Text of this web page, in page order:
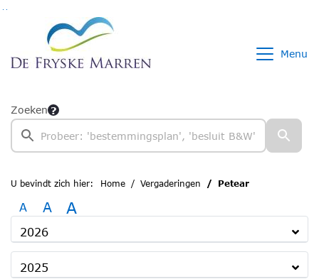
Ga naar de inhoud van deze pagina
Menu
Zoeken
U bevindt zich hier: Home Vergaderingen Petear
A A A
2026
2025